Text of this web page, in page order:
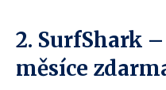
2. SurfShark
měsíce